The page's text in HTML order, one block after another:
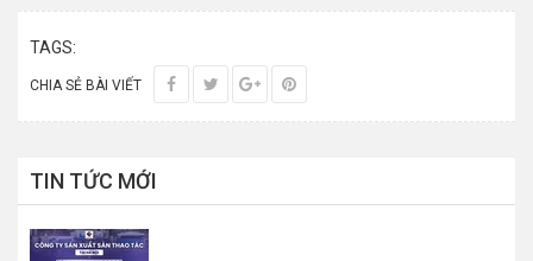
TAGS:
CHIA SẺ BÀI VIẾT
TIN TỨC MỚI